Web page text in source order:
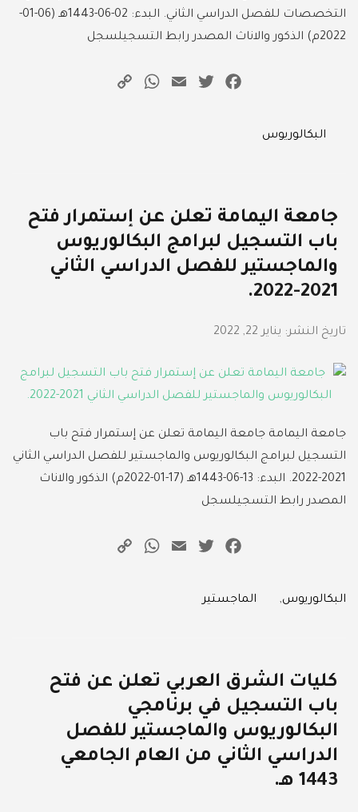
التخصصات للفصل الدراسي الثاني. البدء: 02-06-1443هـ (06-01-
2022م) الذكور والاناث المصدر رابط التسجيلسجل
Facebook
Twitter
Email
WhatsApp
Categories
البكالوريوس
جامعة اليمامة تعلن عن إستمرار فتح
باب التسجيل لبرامج البكالوريوس
والماجستير للفصل الدراسي الثاني
2021-2022.
تاريخ النشر: يناير 22, 2022
جامعة اليمامة جامعة اليمامة تعلن عن إستمرار فتح باب
التسجيل لبرامج البكالوريوس والماجستير للفصل الدراسي الثاني
2021-2022. البدء: 13-06-1443هـ (17-01-2022م) الذكور والاناث
المصدر رابط التسجيلسجل
Facebook
Twitter
Email
WhatsApp
Categories
البكالوريوس, الماجستير
كليات الشرق العربي تعلن عن فتح
باب التسجيل في برنامجي
البكالوريوس والماجستير للفصل
الدراسي الثاني من العام الجامعي
1443 هـ.